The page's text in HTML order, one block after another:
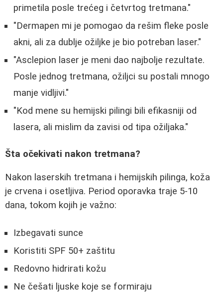
primetila posle trećeg i četvrtog tretmana."
"Dermapen mi je pomogao da rešim fleke posle
akni, ali za dublje ožiljke je bio potreban laser."
"Asclepion laser je meni dao najbolje rezultate.
Posle jednog tretmana, ožiljci su postali mnogo
manje vidljivi."
"Kod mene su hemijski pilingi bili efikasniji od
lasera, ali mislim da zavisi od tipa ožiljaka."
Šta očekivati nakon tretmana?
Nakon laserskih tretmana i hemijskih pilinga, koža
je crvena i osetljiva. Period oporavka traje 5-10
dana, tokom kojih je važno:
Izbegavati sunce
Koristiti SPF 50+ zaštitu
Redovno hidrirati kožu
Ne češati ljuske koje se formiraju